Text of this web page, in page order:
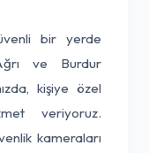
bir yerde
ve Burdur
kişiye özel
veriyoruz.
kameraları